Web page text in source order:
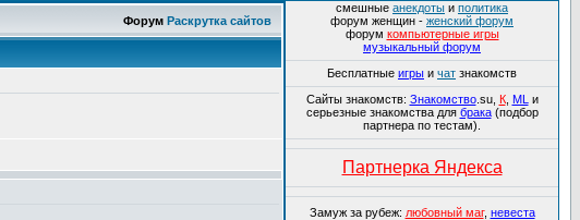
Форум Раскрутка сайтов
смешные анекдоты и политика
форум женщин - женский форум
форум компьютерные игры
музыкальный форум
Бесплатные игры и чат знакомств
Сайты знакомств: Знакомство.su, К, ML и
серьезные знакомства для брака(подбор
партнера по тестам).
Партнерка Яндекса
Замуж за рубеж: любовный маг, невеста